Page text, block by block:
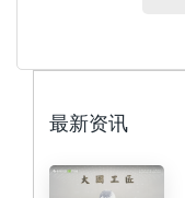
最新资讯